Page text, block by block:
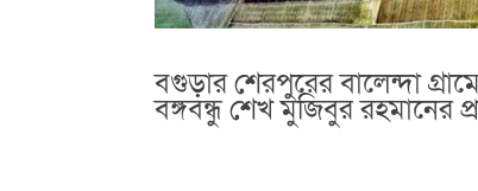
বগুড়ার শেরপুরের বালেন্দা
বঙ্গবন্ধু শেখ মুজিবুর রহমানের